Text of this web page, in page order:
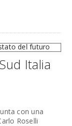
Italia
con una
Roselli